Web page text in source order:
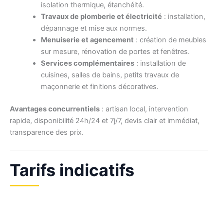
isolation thermique, étanchéité.
Travaux de plomberie et électricité : installation,
dépannage et mise aux normes.
Menuiserie et agencement : création de meubles
sur mesure, rénovation de portes et fenêtres.
Services complémentaires: installation de
cuisines, salles de bains, petits travaux de
maçonnerie et finitions décoratives.
Avantages concurrentiels : artisan local, intervention
rapide, disponibilité 24h/24 et 7j/7, devis clair et immédiat,
transparence des prix.
Tarifs indicatifs